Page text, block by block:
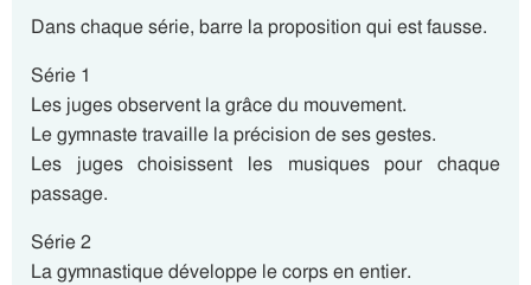
Dans chaque série, barre la proposition qui est fausse.
Série 1
Les juges observent la grâce du mouvement.
Le gymnaste travaille la précision de ses gestes.
Les juges choisissent les musiques pour chaque
passage.
Série 2
La gymnastique développe le corps en entier.